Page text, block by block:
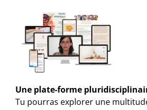
Une plate-forme
Tu pourras explorer une